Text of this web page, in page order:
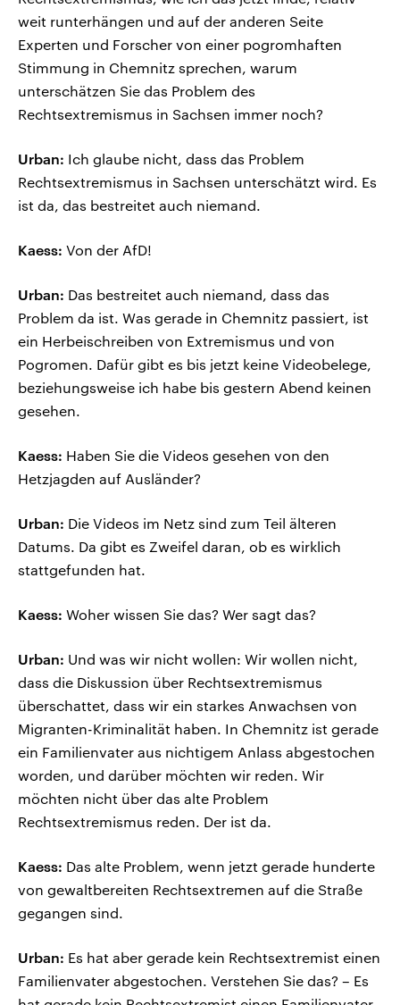
weit runterhängen und auf der anderen Seite
Experten und Forscher von einer pogromhaften
Stimmung in Chemnitz sprechen, warum
unterschätzen Sie das Problem des
Rechtsextremismus in Sachsen immer noch?
Urban: Ich glaube nicht, dass das Problem
Rechtsextremismus in Sachsen unterschätzt wird. Es
ist da, das bestreitet auch niemand.
Kaess: Von der AfD!
Urban: Das bestreitet auch niemand, dass das
Problem da ist. Was gerade in Chemnitz passiert, ist
ein Herbeischreiben von Extremismus und von
Pogromen. Dafür gibt es bis jetzt keine Videobelege,
beziehungsweise ich habe bis gestern Abend keinen
gesehen.
Kaess: Haben Sie die Videos gesehen von den
Hetzjagden auf Ausländer?
Urban: Die Videos im Netz sind zum Teil älteren
Datums. Da gibt es Zweifel daran, ob es wirklich
stattgefunden hat.
Kaess: Woher wissen Sie das? Wer sagt das?
Urban: Und was wir nicht wollen: Wir wollen nicht,
dass die Diskussion über Rechtsextremismus
überschattet, dass wir ein starkes Anwachsen von
Migranten-Kriminalität haben. In Chemnitz ist gerade
ein Familienvater aus nichtigem Anlass abgestochen
worden, und darüber möchten wir reden. Wir
möchten nicht über das alte Problem
Rechtsextremismus reden. Der ist da.
Kaess: Das alte Problem, wenn jetzt gerade hunderte
von gewaltbereiten Rechtsextremen auf die Straße
gegangen sind.
Urban: Es hat aber gerade kein Rechtsextremist einen
Familienvater abgestochen. Verstehen Sie das? – Es